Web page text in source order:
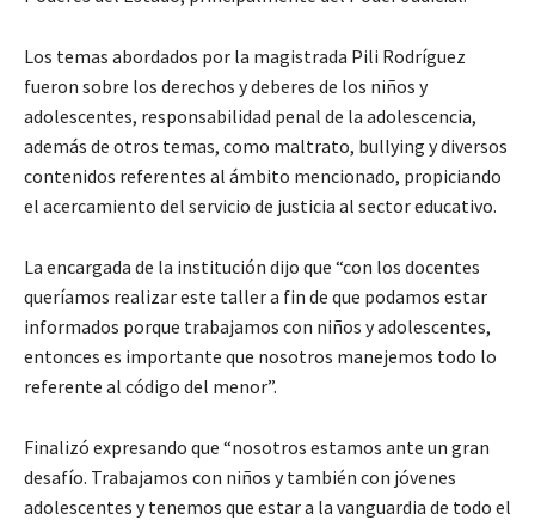
Los temas abordados por la magistrada Pili Rodríguez
fueron sobre los derechos y deberes de los niños y
adolescentes, responsabilidad penal de la adolescencia,
además de otros temas, como maltrato, bullying y diversos
contenidos referentes al ámbito mencionado, propiciando
el acercamiento del servicio de justicia al sector educativo.
La encargada de la institución dijo que “con los docentes
queríamos realizar este taller a fin de que podamos estar
informados porque trabajamos con niños y adolescentes,
entonces es importante que nosotros manejemos todo lo
referente al código del menor”.
Finalizó expresando que “nosotros estamos ante un gran
desafío. Trabajamos con niños y también con jóvenes
adolescentes y tenemos que estar a la vanguardia de todo el